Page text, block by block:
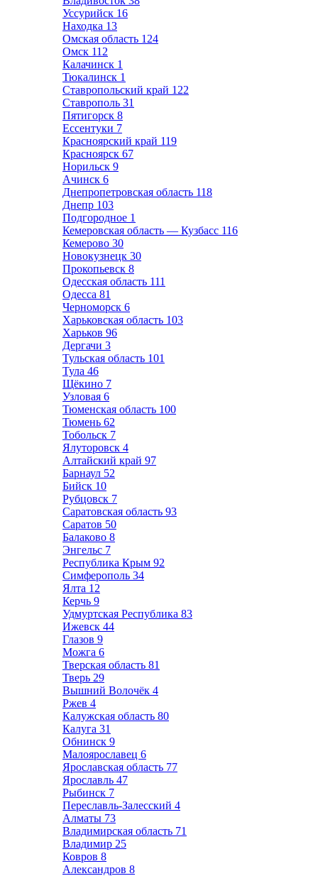
Уссурийск 16
Находка 13
Омская область 124
Омск 112
Калачинск 1
Тюкалинск 1
Ставропольский край 122
Ставрополь 31
Пятигорск 8
Ессентуки 7
Красноярский край 119
Красноярск 67
Норильск 9
Ачинск 6
Днепропетровская область 118
Днепр 103
Подгородное 1
Кемеровская область — Кузбасс 116
Кемерово 30
Новокузнецк 30
Прокопьевск 8
Одесская область 111
Одесса 81
Черноморск 6
Харьковская область 103
Харьков 96
Дергачи 3
Тульская область 101
Тула 46
Щёкино 7
Узловая 6
Тюменская область 100
Тюмень 62
Тобольск 7
Ялуторовск 4
Алтайский край 97
Барнаул 52
Бийск 10
Рубцовск 7
Саратовская область 93
Саратов 50
Балаково 8
Энгельс 7
Республика Крым 92
Симферополь 34
Ялта 12
Керчь 9
Удмуртская Республика 83
Ижевск 44
Глазов 9
Можга 6
Тверская область 81
Тверь 29
Вышний Волочёк 4
Ржев 4
Калужская область 80
Калуга 31
Обнинск 9
Малоярославец 6
Ярославская область 77
Ярославль 47
Рыбинск 7
Переславль-Залесский 4
Алматы 73
Владимирская область 71
Владимир 25
Ковров 8
Александров 8